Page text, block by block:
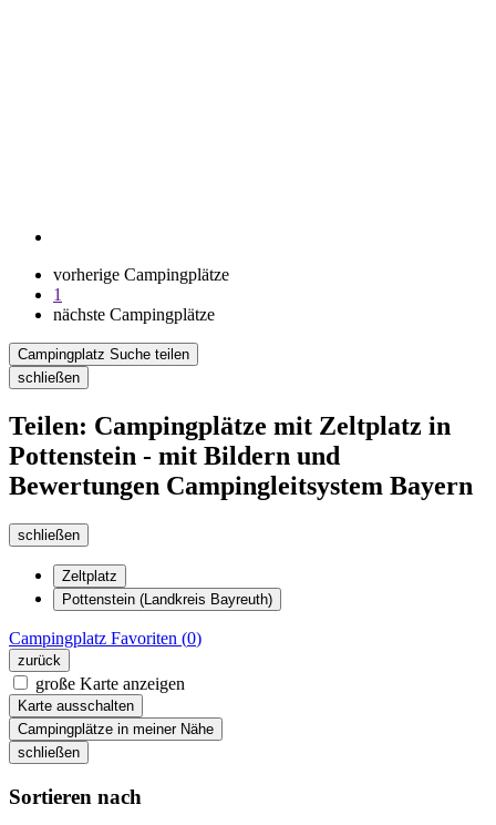
vorherige Campingplätze
1
nächste Campingplätze
Campingplatz Suche teilen
schließen
Teilen: Campingplätze mit Zeltplatz in
Pottenstein - mit Bildern und
Bewertungen Campingleitsystem Bayern
schließen
Zeltplatz
Pottenstein (Landkreis Bayreuth)
Campingplatz Favoriten (0)
zurück
große Karte anzeigen
Karte ausschalten
Campingplätze in meiner Nähe
schließen
Sortieren nach